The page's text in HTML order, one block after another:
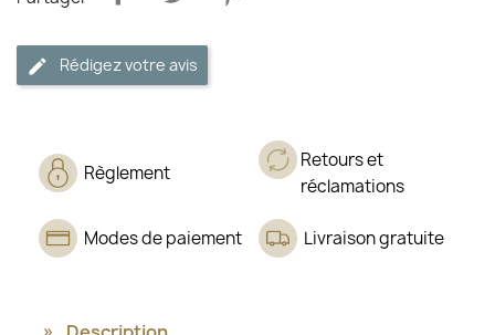
Rédigez votre avis
Règlement
Retours et
réclamations
Modes de paiement Livraison gratuite